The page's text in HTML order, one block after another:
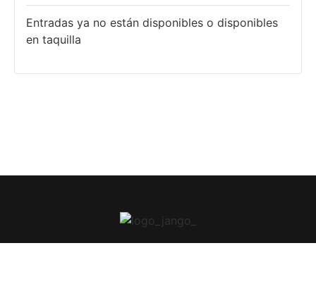
Entradas ya no están disponibles o disponibles
en taquilla